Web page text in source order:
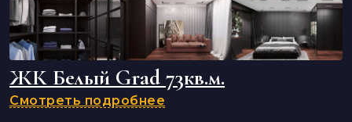
ЖК Белый Grad 73кв.м.
Смотреть подробнее